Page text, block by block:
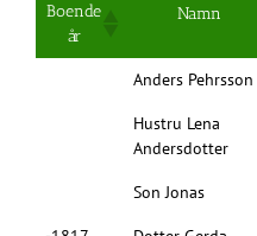
Boende
år
Namn
Anders Pehrsson
Hustru Lena
Andersdotter
Son Jonas